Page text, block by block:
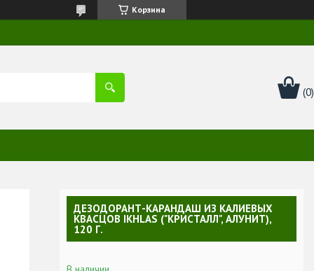
Корзина
ДЕЗОДОРАНТ-КАРАНДАШ ИЗ КАЛИЕВЫХ
КВАСЦОВ IKHLAS ("КРИСТАЛЛ", АЛУНИТ),
120 Г.